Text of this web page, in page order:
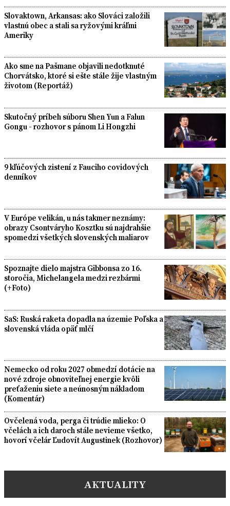
Slovaktown, Arkansas: ako Slováci založili
vlastnú obec a stali sa ryžovými kráľmi
Ameriky
Ako sme na Pašmane objavili nedotknuté
Chorvátsko, ktoré si ešte stále žije vlastným
životom (Reportáž)
Skutočný príbeh súboru Shen Yun a Falun
Gongu - rozhovor s pánom Li Hongzhi
9 kľúčových zistení z Fauciho covidových
denníkov
V Európe velikán, u nás takmer neznámy:
obrazy Csontváryho Kosztku sú najdrahšie
spomedzi všetkých slovenských maliarov
Spoznajte dielo majstra Gibbonsa zo 16.
storočia, Michelangela medzi rezbármi
(+Foto)
SaS: Ruská raketa dopadla na územie Poľska a
slovenská vláda opäť mlčí
Nemecko od roku 2027 obmedzí dotácie na
nové zdroje obnoviteľnej energie kvôli
preťaženiu siete a neúnosným nákladom
(Komentár)
Ovčelená voda, perga či trúdie mlieko: O
včelách a ich daroch stále nevieme všetko,
hovorí včelár Ľudovít Augustinek (Rozhovor)
AKTUALITY